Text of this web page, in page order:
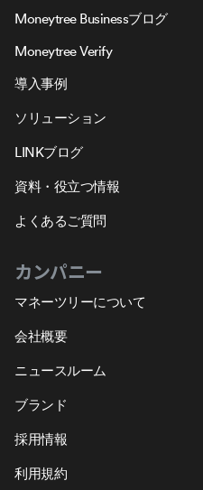
Moneytree Businessブログ
Moneytree Verify
導入事例
ソリューション
LINKブログ
資料・役立つ情報
よくあるご質問
カンパニー
マネーツリーについて
会社概要
ニュースルーム
ブランド
採用情報
利用規約